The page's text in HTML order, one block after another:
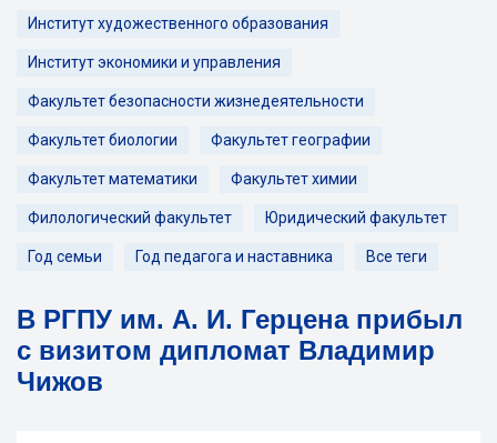
Институт художественного образования
Институт экономики и управления
Факультет безопасности жизнедеятельности
Факультет биологии Факультет географии
Факультет математики Факультет химии
Филологический факультет Юридический факультет
Год семьи Год педагога и наставника Все теги
В РГПУ им. А. И. Герцена прибыл
с визитом дипломат Владимир
Чижов